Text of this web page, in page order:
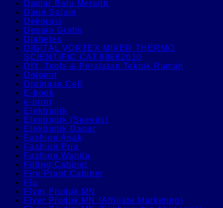
Damar Batu Meranti
Daun Salam
Dekorasi
Desain Grafis
Diabetes
DIGITAL VORTEX MIXER THERMO
SCIENTIFIC CAT.88882010
DIY, Tools & Peralatan Teknik Rumah
Dolomit
Drainase Cell
E-book
e-print
Elektronik
Elektronik (Speeds)
Elektronik Dapur
Fashion Anak
Fashion Pria
Fashion Wanita
Filling Cabinet
Fire Proof Cabinet
Flu
Flyer Produk MN
Flyer Produk MN (Affiliate Marketing)